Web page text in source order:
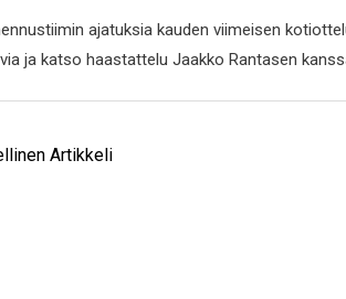
ajatuksia kauden viimeisen
ja katso haastattelu Jaakko Rantasen
Artikkeli